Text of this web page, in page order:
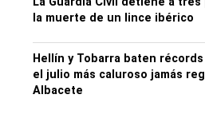
la muerte de un lince ibérico
Hellín y Tobarra baten
el julio más caluroso jamás
Albacete